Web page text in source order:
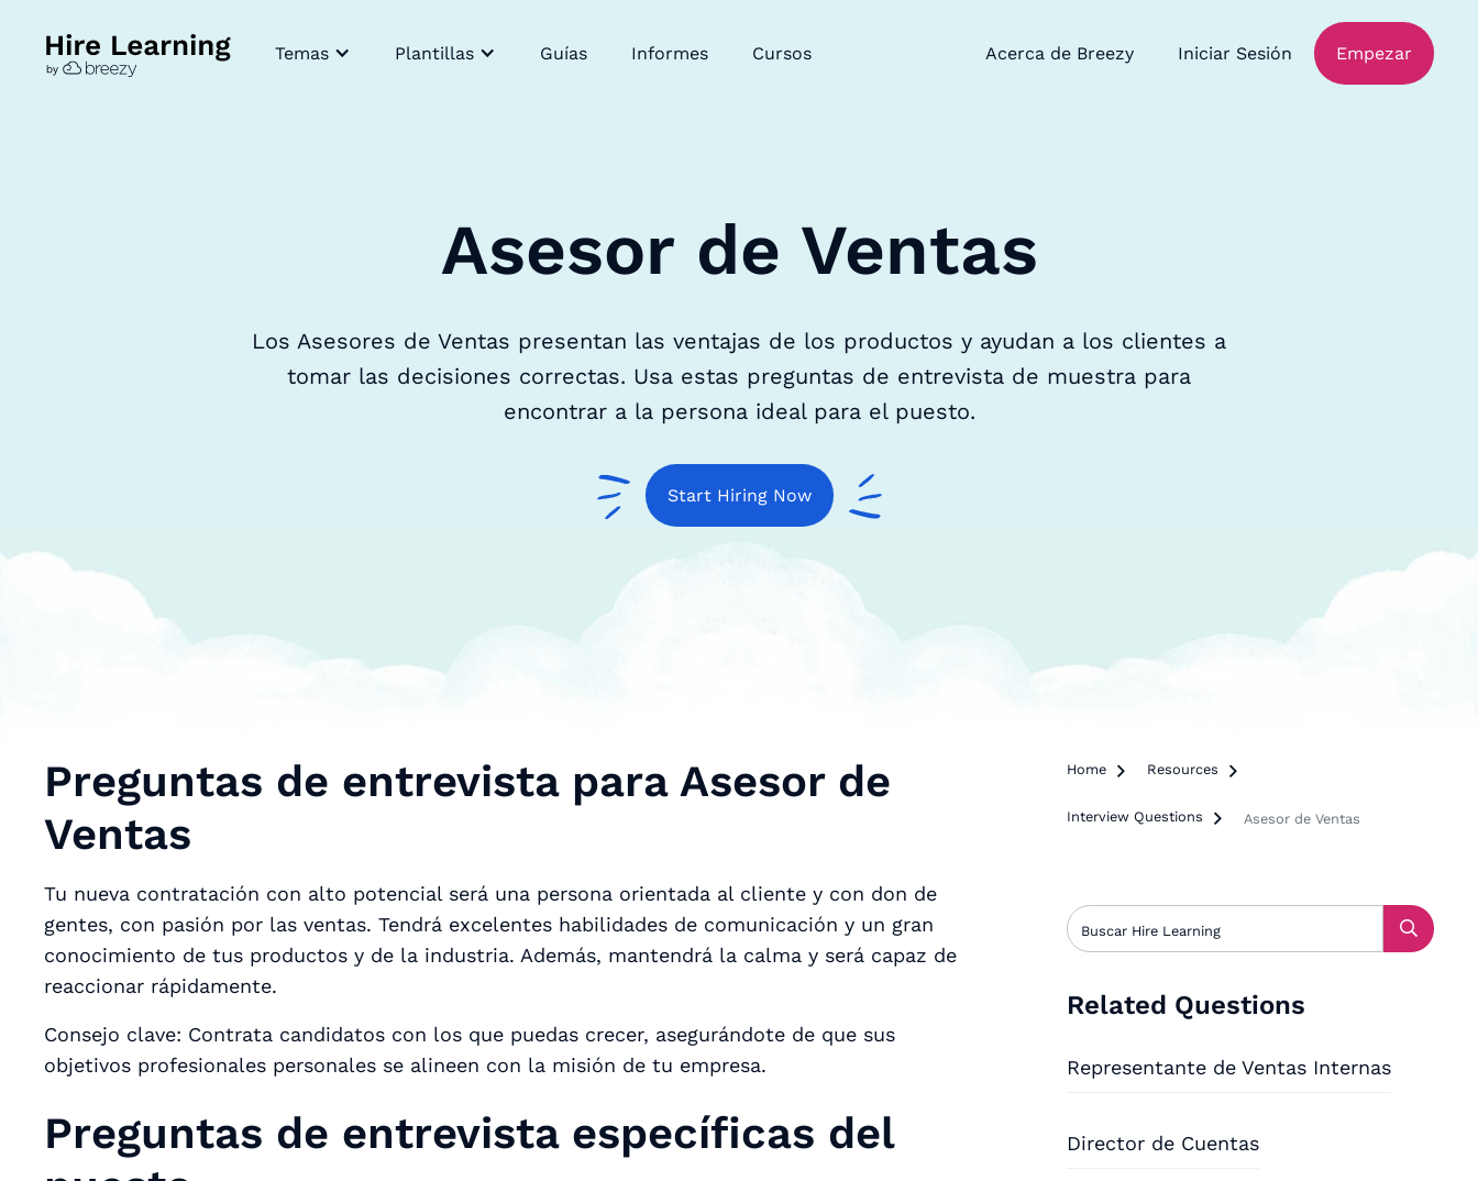
Temas Plantillas Guías Informes Cursos Acerca de Breezy Iniciar Sesión Empezar
Asesor de Ventas
Los Asesores de Ventas presentan las ventajas de los productos y ayudan a los clientes a
tomar las decisiones correctas. Usa estas preguntas de entrevista de muestra para
encontrar a la persona ideal para el puesto.
Start Hiring Now
Preguntas de entrevista para Asesor de
Ventas
Tu nueva contratación con alto potencial será una persona orientada al cliente y con don de
gentes, con pasión por las ventas. Tendrá excelentes habilidades de comunicación y un gran
conocimiento de tus productos y de la industria. Además, mantendrá la calma y será capaz de
reaccionar rápidamente.
Consejo clave: Contrata candidatos con los que puedas crecer, asegurándote de que sus
objetivos profesionales personales se alineen con la misión de tu empresa.
Preguntas de entrevista específicas del
Home  Resources 
Interview Questions  Asesor de Ventas
Related Questions
Representante de Ventas Internas
Director de Cuentas